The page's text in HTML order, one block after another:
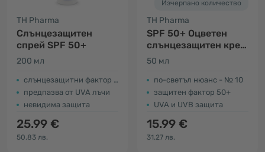
TH Pharma
Слънцезащитен
спрей SPF 50+
200 мл
слънцезащитни фактор SPF 50+
предпазва от UVA лъчи
невидима защита
25.99 €
50.83 лв.
Изчерпано количество
TH Pharma
SPF 50+ Оцветен
слънцезащитен крем
- нюанс № 10
50 мл
по-светъл нюанс - № 10
защитен фактор 50+
UVA и UVB защита
15.99 €
31.27 лв.